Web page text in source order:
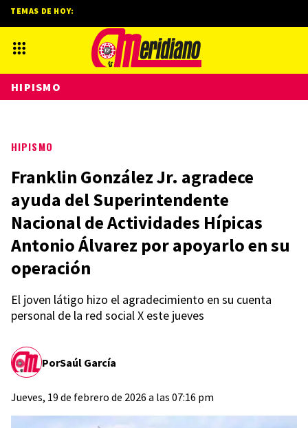
HIPISMO
Franklin González Jr. agradece
ayuda del Superintendente
Nacional de Actividades Hípicas
Antonio Álvarez por apoyarlo en su
operación
El joven látigo hizo el agradecimiento en su cuenta
personal de la red social X este jueves
PorSaúl García
Jueves, 19 de febrero de 2026 a las 07:16 pm
TEMAS DE HOY:
HIPISMO